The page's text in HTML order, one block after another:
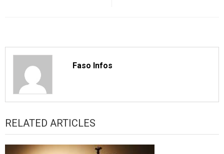
Faso Infos
RELATED ARTICLES